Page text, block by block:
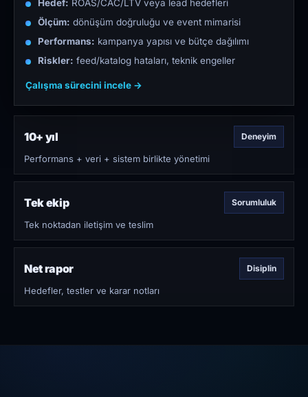
Hedef: ROAS/CAC/LTV veya lead hedefleri
Ölçüm: dönüşüm doğruluğu ve event mimarisi
Performans: kampanya yapısı ve bütçe dağılımı
Riskler: feed/katalog hataları, teknik engeller
Çalışma sürecini incele →
10+ yıl Deneyim
Performans + veri + sistem birlikte yönetimi
Tek ekip Sorumluluk
Tek noktadan iletişim ve teslim
Net rapor Disiplin
Hedefler, testler ve karar notları